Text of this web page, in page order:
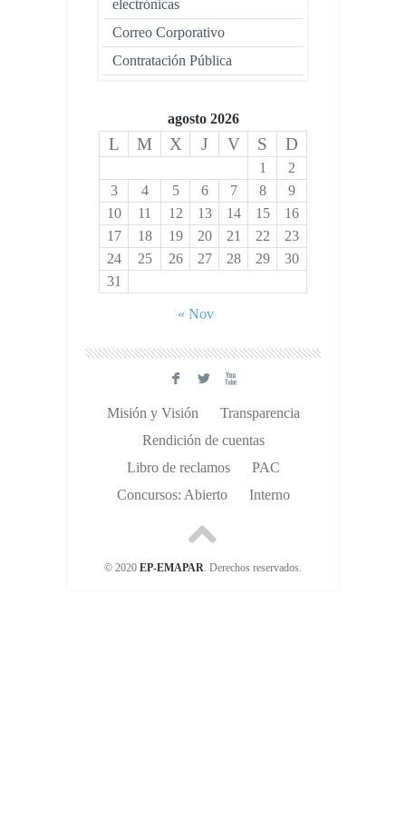
electrónicas
Correo Corporativo
Contratación Pública
agosto 2026
L M X J V S D
1
2
3
4 5 6 7 8
9
10
11 12 13 14 15
16
17
18 19 20 21 22
23
24
25 26 27 28 29
30
31
« Nov
F L X
Misión y Visión
Transparencia
Rendición de cuentas
Libro de reclamos
PAC
Concursos: Abierto
Interno
© 2020 EP-EMAPAR. Derechos reservados.